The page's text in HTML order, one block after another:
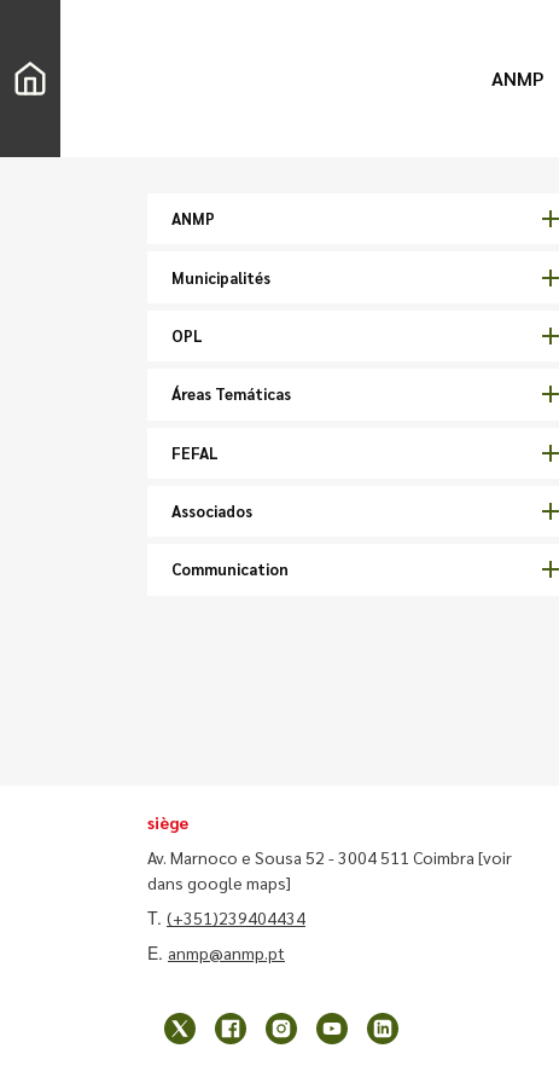
ANMP
ANMP
Municipalités
OPL
Áreas Temáticas
FEFAL
Associados
Communication
siège
Av. Marnoco e Sousa 52 - 3004 511 Coimbra [voir
dans google maps]
T. (+351)239404434
E. anmp@anmp.pt